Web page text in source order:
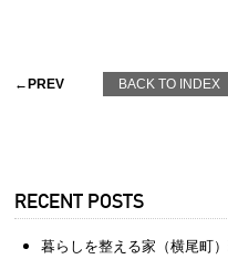
←PREV BACK TO INDEX
RECENT POSTS
暮らしを整える家（横尾町